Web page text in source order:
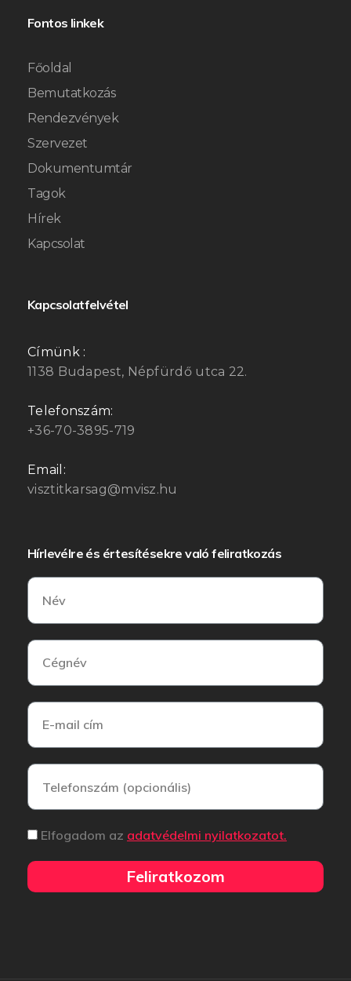
Fontos linkek
Főoldal
Bemutatkozás
Rendezvények
Szervezet
Dokumentumtár
Tagok
Hírek
Kapcsolat
Kapcsolatfelvétel
Címünk :
1138 Budapest, Népfürdő utca 22.
Telefonszám:
+36-70-3895-719
Email:
visztitkarsag@mvisz.hu
Hírlevélre és értesítésekre való feliratkozás
Elfogadom az adatvédelmi nyilatkozatot.
Feliratkozom